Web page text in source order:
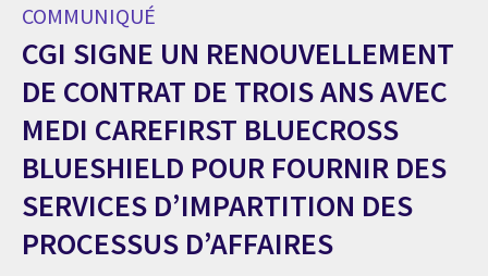
COMMUNIQUÉ
CGI SIGNE UN RENOUVELLEMENT
DE CONTRAT DE TROIS ANS AVEC
MEDI CAREFIRST BLUECROSS
BLUESHIELD POUR FOURNIR DES
SERVICES D’IMPARTITION DES
PROCESSUS D’AFFAIRES